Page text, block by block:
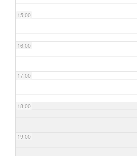
15:00
16:00
17:00
18:00
19:00